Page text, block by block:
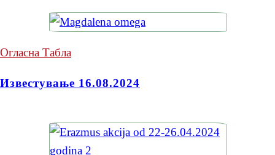
Огласна Табла
Известување 16.08.2024